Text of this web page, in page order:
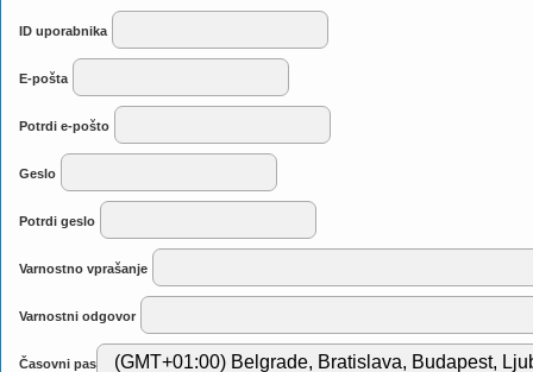
ID uporabnika
E-pošta
Potrdi e-pošto
Geslo
Potrdi geslo
Varnostno vprašanje
Varnostni odgovor
Časovni pas